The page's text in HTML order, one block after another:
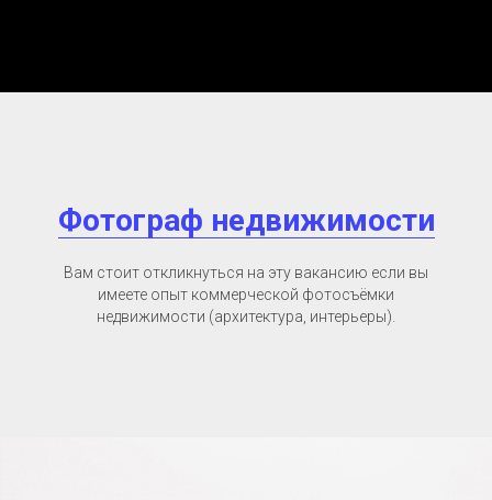
Фотограф недвижимости
Вам стоит откликнуться на эту вакансию если вы
имеете опыт коммерческой фотосъёмки
недвижимости (архитектура, интерьеры).